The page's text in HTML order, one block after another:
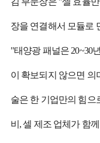
장을 연결해서 모듈로
"태양광 패널은 20~30
이 확보되지 않으면 의
술은 한 기업만의 힘으
비, 셀 제조 업체가 함